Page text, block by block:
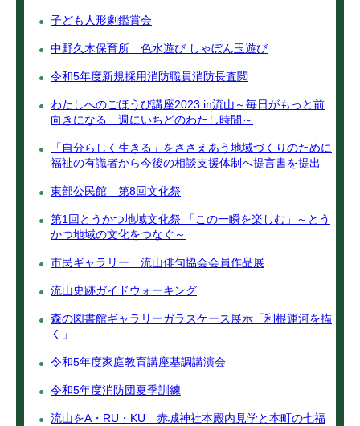
子ども人形劇鑑賞会
中野久木保育所 色水遊び しゃぼん玉遊び
令和5年度新規採用消防職員消防長査閲
わたしへのごほうび講座2023 in流山～毎日がもっと前
向きになる 週にいちどのわたし時間～
「自分らしく生きる」をささえあう地域づくりのために
福祉の有識者から今後の相談支援体制へ提言書を提出
東部公民館 第8回文化祭
第1回とうかつ地域文化祭 「この一瞬を楽しむ」～とう
かつ地域の文化をつなぐ～
市民ギャラリー 流山俳句協会会員作品展
流山史跡ガイドウォーキング
森の図書館ギャラリーガラスケース展示「利根運河を描
く」
令和5年度家庭教育講座基調講演会
令和5年度消防団夏季訓練
流山をA・RU・KU 赤城神社本殿内見学と本町の七福